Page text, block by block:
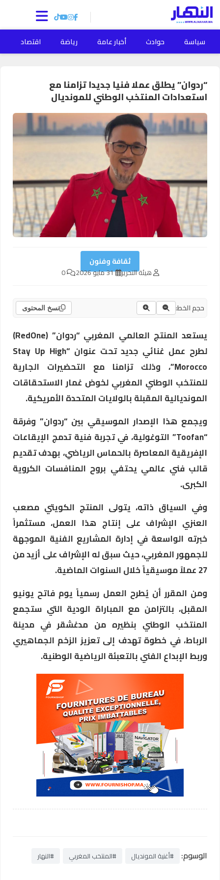
سياسة حوادث أخبار عامة رياضة اقتصاد
“ردوان” يطلق عملا فنيا جديدا تزامنا مع
استعدادات المنتخب الوطني للمونديال
ثقافة وفنون
هيئة التحرير 31 مايو 2026 0
حجم الخط: نسخ المحتوى
يستعد المنتج العالمي المغربي “ردوان” (RedOne)
لطرح عمل غنائي جديد تحت عنوان “Stay Up High
Morocco”، وذلك تزامنا مع التحضيرات الجارية
للمنتخب الوطني المغربي لخوض غمار الاستحقاقات
المونديالية المقبلة بالولايات المتحدة الأمريكية.
ويجمع هذا الإصدار الموسيقي بين “ردوان” وفرقة
“Toofan” التوغولية، في تجربة فنية تدمج الإيقاعات
الإفريقية المعاصرة بالحماس الرياضي، بهدف تقديم
قالب فني عالمي يحتفي بروح المنافسات الكروية
الكبرى.
وفي السياق ذاته، يتولى المنتج الكويتي مصعب
العنزي الإشراف على إنتاج هذا العمل، مستثمراً
خبرته الواسعة في إدارة المشاريع الفنية الموجهة
للجمهور المغربي، حيث سبق له الإشراف على أزيد من
27 عملاً موسيقياً خلال السنوات الماضية.
ومن المقرر أن يُطرح العمل رسمياً يوم فاتح يونيو
المقبل، بالتزامن مع المباراة الودية التي ستجمع
المنتخب الوطني بنظيره من مدغشقر في مدينة
الرباط، في خطوة تهدف إلى تعزيز الزخم الجماهيري
وربط الإبداع الفني بالتعبئة الرياضية الوطنية.
الوسوم: #أغنية المونديال #المنتخب المغربي #النهار